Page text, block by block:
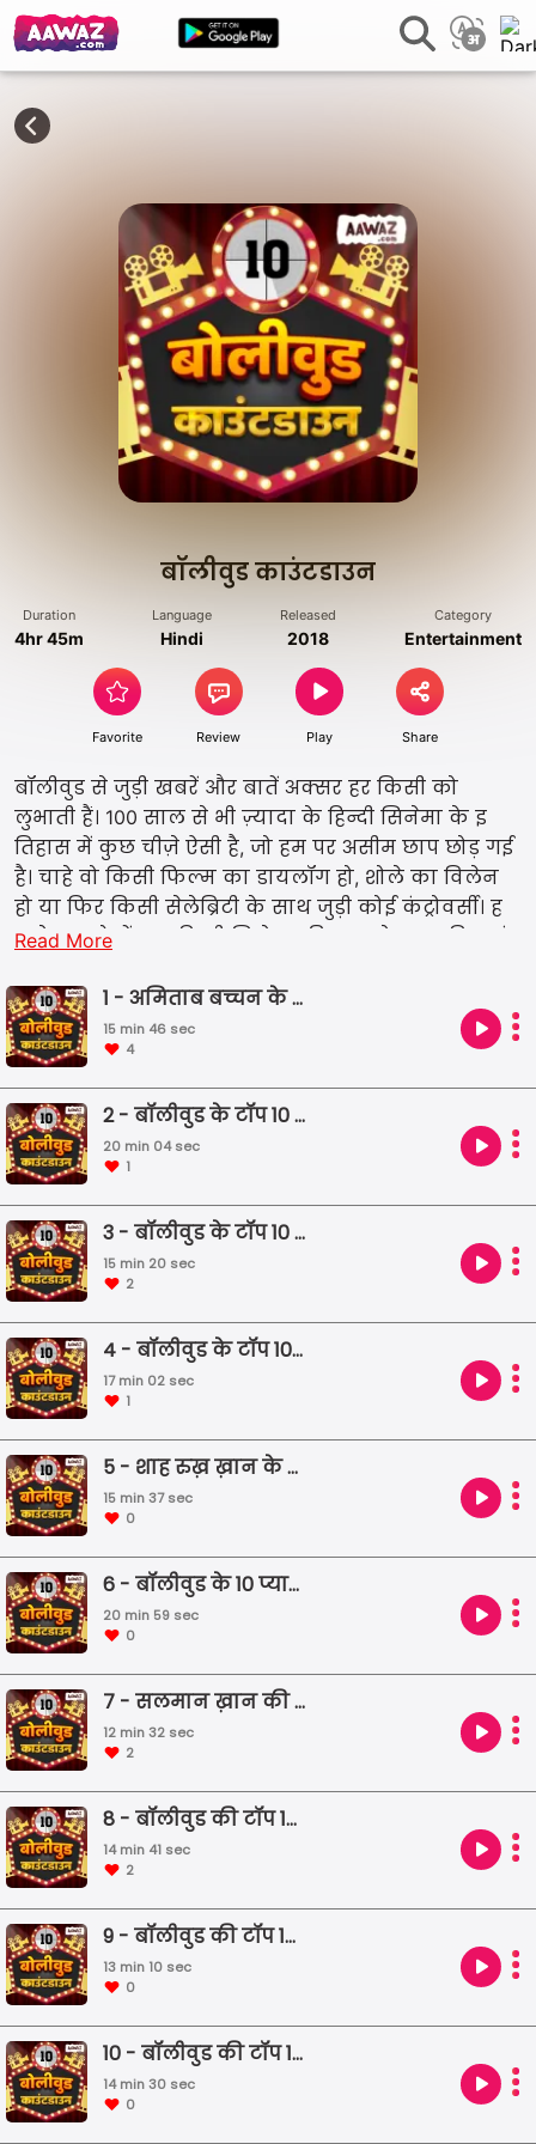
बॉलीवुड काउंटडाउन
Duration
4hr 45m
Language
Hindi
Released
2018
Category
Entertainment
Favorite Review Play Share
बॉलीवुड से जुड़ी खबरें और बातें अक्सर हर किसी को
लुभाती हैं। 100 साल से भी ज़्यादा के हिन्दी सिनेमा के इ
तिहास में कुछ चीज़े ऐसी है, जो हम पर असीम छाप छोड़ गई
है। चाहे वो किसी फिल्म का डायलॉग हो, शोले का विलेन
हो या फिर किसी सेलेब्रिटी के साथ जुड़ी कोई कंट्रोवर्सी। ह
मारे इस शो में आप हिन्दी सिनेमा की कुछ बेस्ट या फिर यूं
जान सकेंगे।
Read More
1 - अमिताब बच्चन के टॉप 10 डाइलॉग
15 min 46 sec
4
2 - बॉलीवुड के टॉप 10 कॉंट्रोवर्सीस
20 min 04 sec
1
3 - बॉलीवुड के टॉप 10 आइकॉनिक डेयिलॉग
15 min 20 sec
2
4 - बॉलीवुड के टॉप 10 विलेन्स
17 min 02 sec
1
5 - शाह रुख़ ख़ान के टॉप 10 आइकॉनिक फिल्म्स
15 min 37 sec
0
6 - बॉलीवुड के 10 प्यार भरे किस्से
20 min 59 sec
0
7 - सलमान ख़ान की 10 कॉंट्रोवर्सी
12 min 32 sec
2
8 - बॉलीवुड की टॉप 10 रोमांटिक फिल्म
14 min 41 sec
2
9 - बॉलीवुड की टॉप 10 ट्रेजिक फिल्मे
13 min 10 sec
0
10 - बॉलीवुड की टॉप 10 महंगी फिल्मे
14 min 30 sec
0